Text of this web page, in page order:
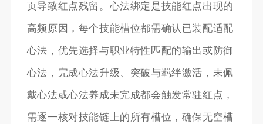
页导致红点残留。心法绑定是技能红点出现的
高频原因，每个技能槽位都需确认已装配适配
心法，优先选择与职业特性匹配的输出或防御
心法，完成心法升级、突破与羁绊激活，未佩
戴心法或心法养成未完成都会触发常驻红点，
需逐一核对技能链上的所有槽位，确保无空槽